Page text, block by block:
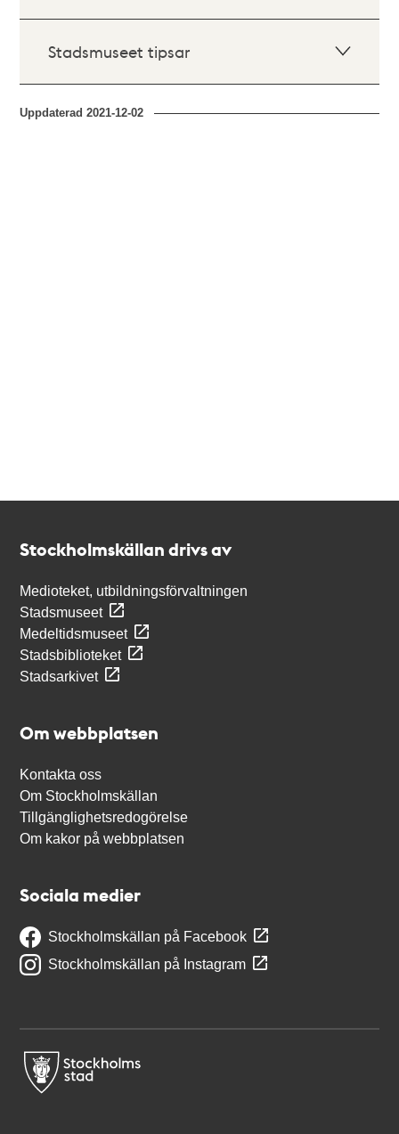
Stadsmuseet tipsar
Uppdaterad2021-12-02
Stockholmskällan drivs av
Medioteket, utbildningsförvaltningen
Stadsmuseet
Medeltidsmuseet
Stadsbiblioteket
Stadsarkivet
Om webbplatsen
Kontakta oss
Om Stockholmskällan
Tillgänglighetsredogörelse
Om kakor på webbplatsen
Sociala medier
Stockholmskällan på Facebook
Stockholmskällan på Instagram